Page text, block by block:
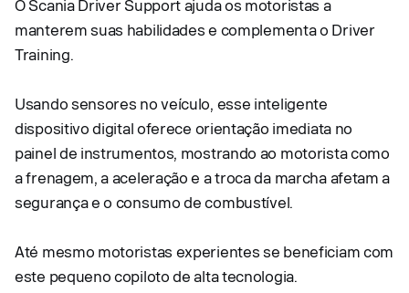
O Scania Driver Support ajuda os motoristas a
manterem suas habilidades e complementa o Driver
Training.
Usando sensores no veículo, esse inteligente
dispositivo digital oferece orientação imediata no
painel de instrumentos, mostrando ao motorista como
a frenagem, a aceleração e a troca da marcha afetam a
segurança e o consumo de combustível.
Até mesmo motoristas experientes se beneficiam com
este pequeno copiloto de alta tecnologia.